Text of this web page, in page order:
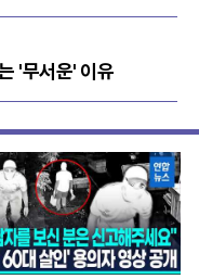
'무서운' 이유